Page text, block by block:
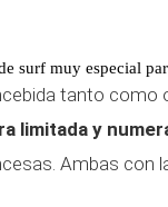
surf muy especial
tanto como
limitada y
Ambas con